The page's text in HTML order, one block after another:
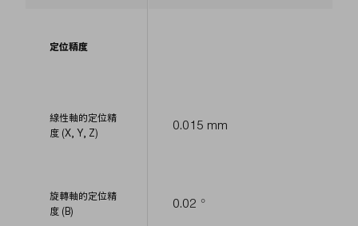
定位精度
線性軸的定位精
度 (X, Y, Z)
旋轉軸的定位精
度 (B)
0.015 mm
0.02 °